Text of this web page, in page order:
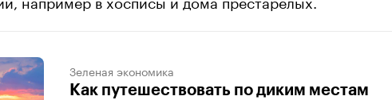
Зеленая экономика
Как путешествовать по диким местам